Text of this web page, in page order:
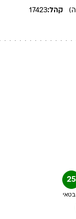
קהל:17423
25
בטאי